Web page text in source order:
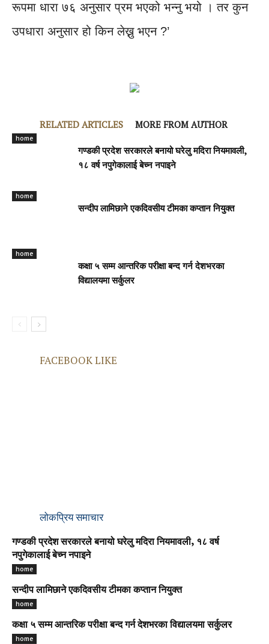
रूपमा धारा ७६ अनुसार प्रम भएको भन्नु भयो । तर कुन
उपधारा अनुसार हो किन लेख्नु भएन ?’
RELATED ARTICLES MORE FROM AUTHOR
home
गण्डकी प्रदेश सरकारले बनायो घरेलु मदिरा नियमावली,
१८ वर्ष नपुगेकालाई बेच्न नपाइने
home
सन्दीप लामिछाने एकदिवसीय टीमका कप्तान नियुक्त
home
कक्षा ५ सम्म आन्तरिक परीक्षा बन्द गर्न देशभरका
विद्यालयमा सर्कुलर
FACEBOOK LIKE
लोकप्रिय समाचार
गण्डकी प्रदेश सरकारले बनायो घरेलु मदिरा नियमावली, १८ वर्ष
नपुगेकालाई बेच्न नपाइने
home
सन्दीप लामिछाने एकदिवसीय टीमका कप्तान नियुक्त
home
कक्षा ५ सम्म आन्तरिक परीक्षा बन्द गर्न देशभरका विद्यालयमा सर्कुलर
home